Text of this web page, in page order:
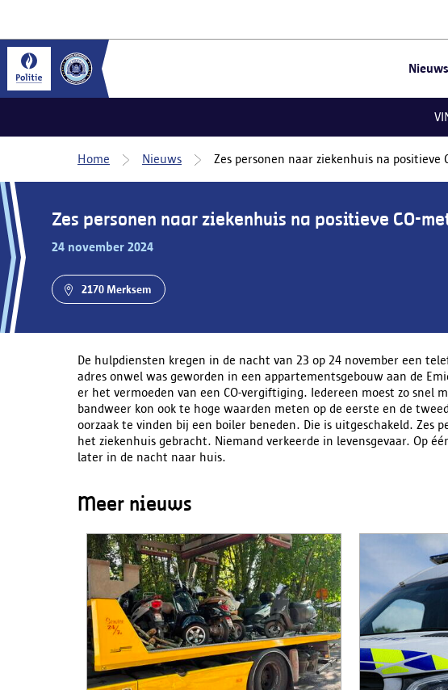
Nieuws
Home Nieuws Zes personen naar ziekenhuis na positieve
Zes personen naar ziekenhuis na positieve CO-
24 november 2024
2170 Merksem
De hulpdiensten kregen in de nacht van 23 op 24 november een
adres onwel was geworden in een appartementsgebouw aan de
er het vermoeden van een CO-vergiftiging. Iedereen moest zo snel
bandweer kon ook te hoge waarden meten op de eerste en de
oorzaak te vinden bij een boiler beneden. Die is uitgeschakeld. Zes
het ziekenhuis gebracht. Niemand verkeerde in levensgevaar. Op
later in de nacht naar huis.
Meer nieuws